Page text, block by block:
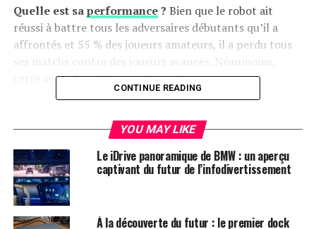
Quelle est saperformance? Bien que le robot ait
réussi à battre tous les adversaires débutants qu’il a
affrontés et 55 % des joueurs amateurs, il a perdu tous
ses matchs contre des joueurs avancés. Néanmoins,
cette avancée est impressionnante.
représente un pas vers la création de robots capables
d’effectuer des tâches utiles avec compétence et
sécurité dans des environnements réels tels que les
foyers et les entrepôts, un objectif de longue date pour
la communauté robotique.
CONTINUE READING
YOU MAY LIKE
Le iDrive panoramique de BMW : un aperçu
captivant du futur de l’infodivertissement
À la découverte du futur : le premier dock